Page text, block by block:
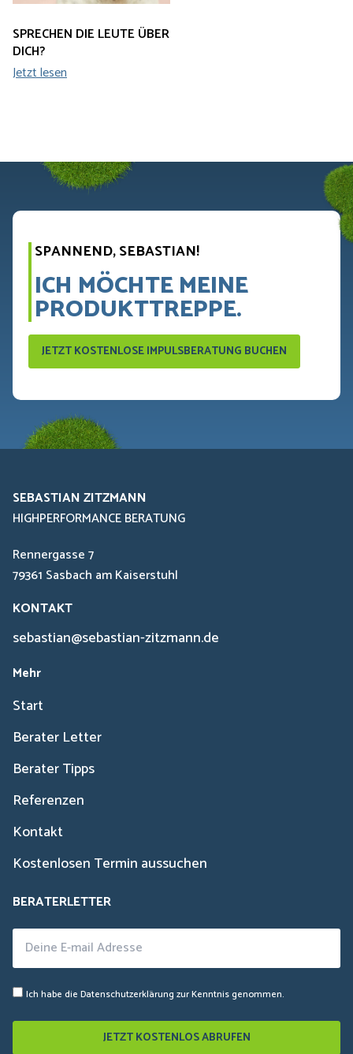
SPRECHEN DIE LEUTE ÜBER
DICH?
Jetzt lesen
SPANNEND, SEBASTIAN!
ICH MÖCHTE MEINE
PRODUKTTREPPE.
JETZT KOSTENLOSE IMPULSBERATUNG BUCHEN
SEBASTIAN ZITZMANN
HIGHPERFORMANCE BERATUNG
Rennergasse 7
79361 Sasbach am Kaiserstuhl
KONTAKT
sebastian@sebastian-zitzmann.de
Mehr
Start
Berater Letter
Berater Tipps
Referenzen
Kontakt
Kostenlosen Termin aussuchen
BERATERLETTER
Ich habe die Datenschutzerklärung zur Kenntnis genommen.